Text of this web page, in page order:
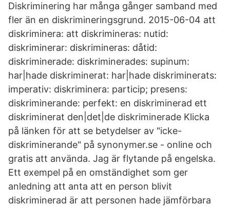
Diskriminering har många gånger samband med
fler än en diskrimineringsgrund. 2015-06-04 att
diskriminera: att diskrimineras: nutid:
diskriminerar: diskrimineras: dåtid:
diskriminerade: diskriminerades: supinum:
har|hade diskriminerat: har|hade diskriminerats:
imperativ: diskriminera: particip; presens:
diskriminerande: perfekt: en diskriminerad ett
diskriminerat den|det|de diskriminerade Klicka
på länken för att se betydelser av "icke-
diskriminerande" på synonymer.se - online och
gratis att använda. Jag är flytande på engelska.
Ett exempel på en omständighet som ger
anledning att anta att en person blivit
diskriminerad är att personen hade jämförbara